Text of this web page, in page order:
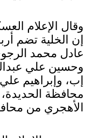
وقال الإعلام
إن الخلية تضم
عادل محمد
وحسين علي
إب، وإبراهيم
محافظة
الأهجري من